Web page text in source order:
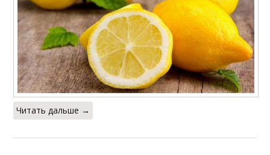
Читать дальше →